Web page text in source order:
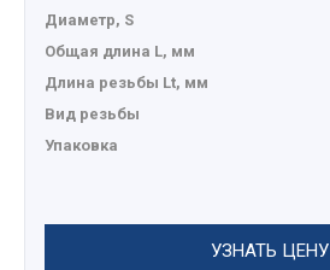
Диаметр, S
Общая длина L, мм
Длина резьбы Lt, мм
Вид резьбы
Упаковка
УЗНАТЬ ЦЕНУ